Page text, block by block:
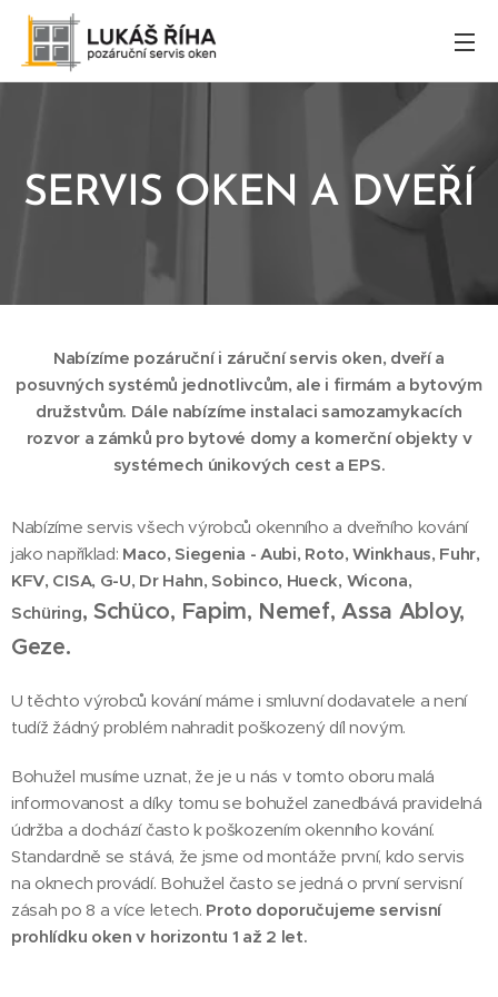
SERVIS OKEN A DVEŘÍ
Nabízíme pozáruční i záruční servis oken, dveří a
posuvných systémů jednotlivcům, ale i firmám a bytovým
družstvům. Dále nabízíme instalaci samozamykacích
rozvor a zámků pro bytové domy a komerční objekty v
systémech únikových cest a EPS.
Nabízíme servis všech výrobců okenního a dveřního kování
jako například: Maco, Siegenia - Aubi, Roto, Winkhaus, Fuhr,
KFV, CISA, G-U, Dr Hahn, Sobinco, Hueck, Wicona,
Schüring, Schüco, Fapim, Nemef, Assa Abloy,
Geze.
U těchto výrobců kování máme i smluvní dodavatele a není
tudíž žádný problém nahradit poškozený díl novým.
Bohužel musíme uznat, že je u nás v tomto oboru malá
informovanost a díky tomu se bohužel zanedbává pravidelná
údržba a dochází často k poškozením okenního kování.
Standardně se stává, že jsme od montáže první, kdo servis
na oknech provádí. Bohužel často se jedná o první servisní
zásah po 8 a více letech. Proto doporučujeme servisní
prohlídku oken v horizontu 1 až 2 let.